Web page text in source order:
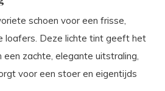
schoen voor een frisse,
loafers. Deze lichte tint geeft het
zachte, elegante uitstraling,
voor een stoer en eigentijds